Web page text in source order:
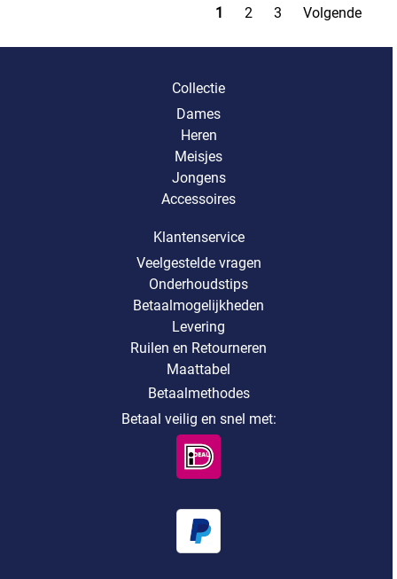
1 2 3 Volgende
Collectie
Dames
Heren
Meisjes
Jongens
Accessoires
Klantenservice
Veelgestelde vragen
Onderhoudstips
Betaalmogelijkheden
Levering
Ruilen en Retourneren
Maattabel
Betaalmethodes
Betaal veilig en snel met: